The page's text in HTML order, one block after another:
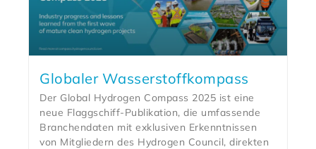
Globaler Wasserstoffkompass
Der Global Hydrogen Compass 2025 ist eine
neue Flaggschiff-Publikation, die umfassende
Branchendaten mit exklusiven Erkenntnissen
von Mitgliedern des Hydrogen Council, direkten